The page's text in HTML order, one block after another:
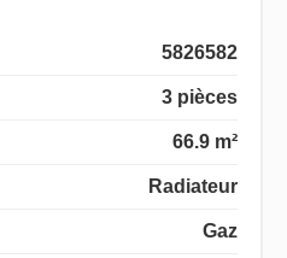
5826582
3 pièces
66.9 m²
Radiateur
Gaz